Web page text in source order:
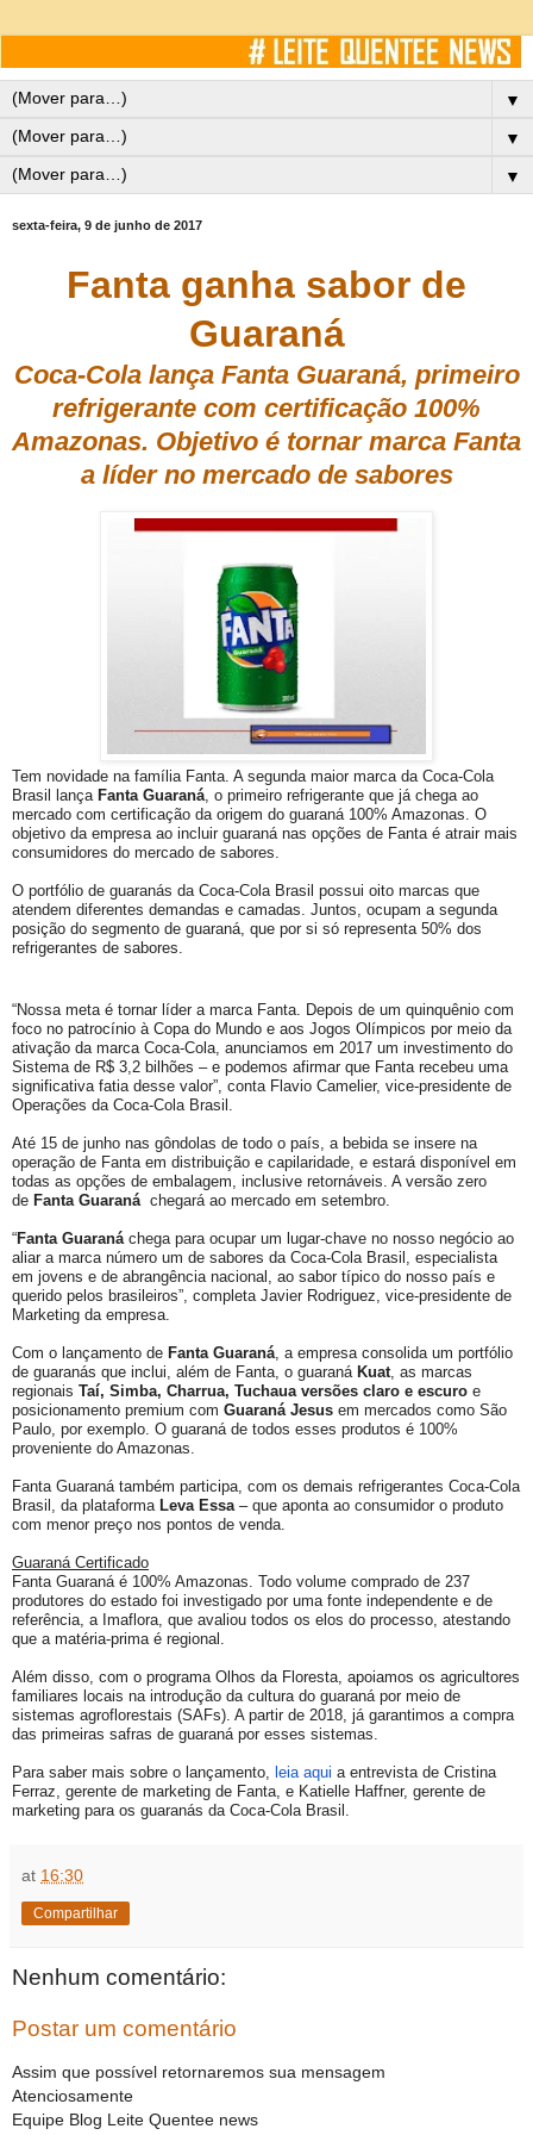
▼
▼
▼
sexta-feira, 9 de junho de 2017
Fanta ganha sabor de
Guaraná
Coca-Cola lança Fanta Guaraná, primeiro
refrigerante com certificação 100%
Amazonas. Objetivo é tornar marca Fanta
a líder no mercado de sabores
Tem novidade na família Fanta. A segunda maior marca da Coca-Cola
Brasil lança Fanta Guaraná , o primeiro refrigerante que já chega ao
mercado com certificação da origem do guaraná 100% Amazonas. O
objetivo da empresa ao incluir guaraná nas opções de Fanta é atrair mais
consumidores do mercado de sabores.
O portfólio de guaranás da Coca-Cola Brasil possui oito marcas que
atendem diferentes demandas e camadas. Juntos, ocupam a segunda
posição do segmento de guaraná, que por si só representa 50% dos
refrigerantes de sabores.
“Nossa meta é tornar líder a marca Fanta. Depois de um quinquênio com
foco no patrocínio à Copa do Mundo e aos Jogos Olímpicos por meio da
ativação da marca Coca-Cola, anunciamos em 2017 um investimento do
Sistema de R$ 3,2 bilhões – e podemos afirmar que Fanta recebeu uma
significativa fatia desse valor”, conta Flavio Camelier, vice-presidente de
Operações da Coca-Cola Brasil.
Até 15 de junho nas gôndolas de todo o país, a bebida se insere na
operação de Fanta em distribuição e capilaridade, e estará disponível em
todas as opções de embalagem, inclusive retornáveis. A versão zero
de Fanta Guaraná chegará ao mercado em setembro.
“Fanta Guaraná chega para ocupar um lugar-chave no nosso negócio ao
aliar a marca número um de sabores da Coca-Cola Brasil, especialista
em jovens e de abrangência nacional, ao sabor típico do nosso país e
querido pelos brasileiros”, completa Javier Rodriguez, vice-presidente de
Marketing da empresa.
Com o lançamento de Fanta Guaraná , a empresa consolida um portfólio
de guaranás que inclui, além de Fanta, o guaraná Kuat , as marcas
regionais Taí, Simba, Charrua, Tuchaua versões claro e escuro e
posicionamento premium com Guaraná Jesus em mercados como São
Paulo, por exemplo. O guaraná de todos esses produtos é 100%
proveniente do Amazonas.
Fanta Guaraná também participa, com os demais refrigerantes Coca-Cola
Brasil, da plataforma Leva Essa – que aponta ao consumidor o produto
com menor preço nos pontos de venda.
Guaraná Certificado
Fanta Guaraná é 100% Amazonas. Todo volume comprado de 237
produtores do estado foi investigado por uma fonte independente e de
referência, a Imaflora, que avaliou todos os elos do processo, atestando
que a matéria-prima é regional.
Além disso, com o programa Olhos da Floresta, apoiamos os agricultores
familiares locais na introdução da cultura do guaraná por meio de
sistemas agroflorestais (SAFs). A partir de 2018, já garantimos a compra
das primeiras safras de guaraná por esses sistemas.
Para saber mais sobre o lançamento, leia aqui a entrevista de Cristina
Ferraz, gerente de marketing de Fanta, e Katielle Haffner, gerente de
marketing para os guaranás da Coca-Cola Brasil.
at 16:30
Compartilhar
Nenhum comentário:
Postar um comentário
Assim que possível retornaremos sua mensagem
Atenciosamente
Equipe Blog Leite Quentee news